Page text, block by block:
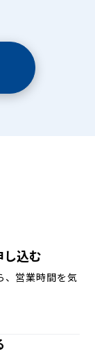
し込む
、営業時間を気